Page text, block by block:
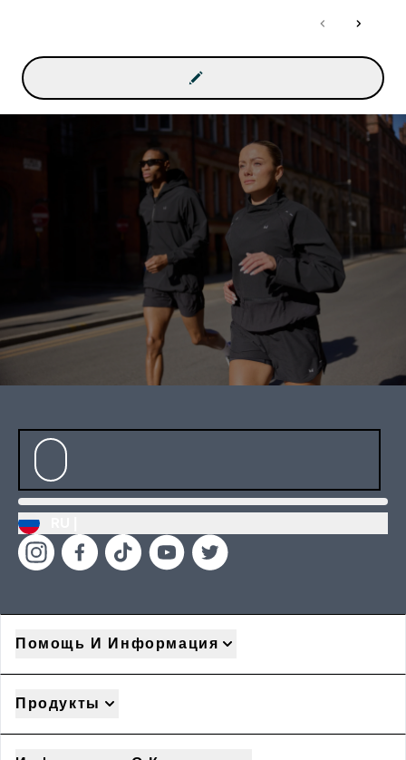
Помощь И Информация
Продукты